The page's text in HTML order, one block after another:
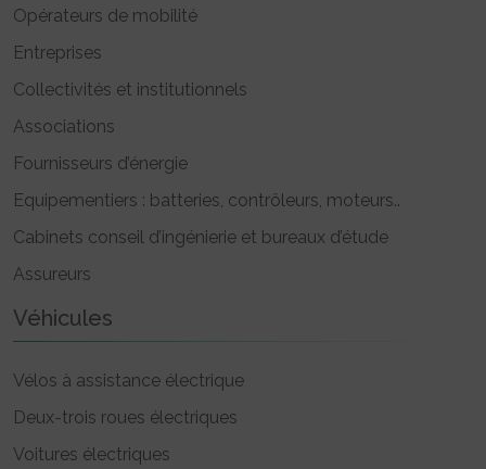
Opérateurs de mobilité
Entreprises
Collectivités et institutionnels
Associations
Fournisseurs d’énergie
Equipementiers : batteries, contrôleurs, moteurs..
Cabinets conseil d’ingénierie et bureaux d’étude
Assureurs
Véhicules
Vélos à assistance électrique
Deux-trois roues électriques
Voitures électriques